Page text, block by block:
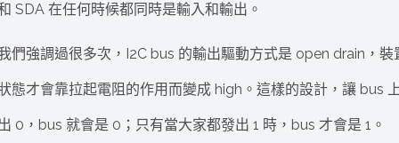
SDA 在任何時候都同時是輸入和輸出。
們強調過很多次，I2C bus 的輸出驅動方式是 open drain，
態才會靠拉起電阻的作用而變成 high。這樣的設計，讓 bus
0，bus 就會是 0；只有當大家都發出 1 時，bus 才會是 1。